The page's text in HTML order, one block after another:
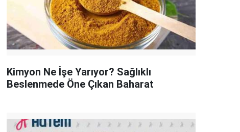
Kimyon Ne İşe Yarıyor? Sağlıklı
Beslenmede Öne Çıkan Baharat